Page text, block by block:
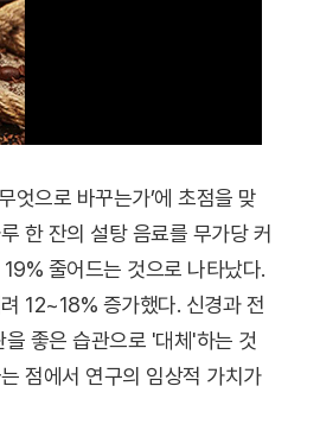
엇으로 바꾸는가’에 초점을 맞
한 잔의 설탕 음료를 무가당 커
줄어드는 것으로 나타났다.
12~18% 증가했다. 신경과 전
좋은 습관으로 '대체'하는 것
점에서 연구의 임상적 가치가